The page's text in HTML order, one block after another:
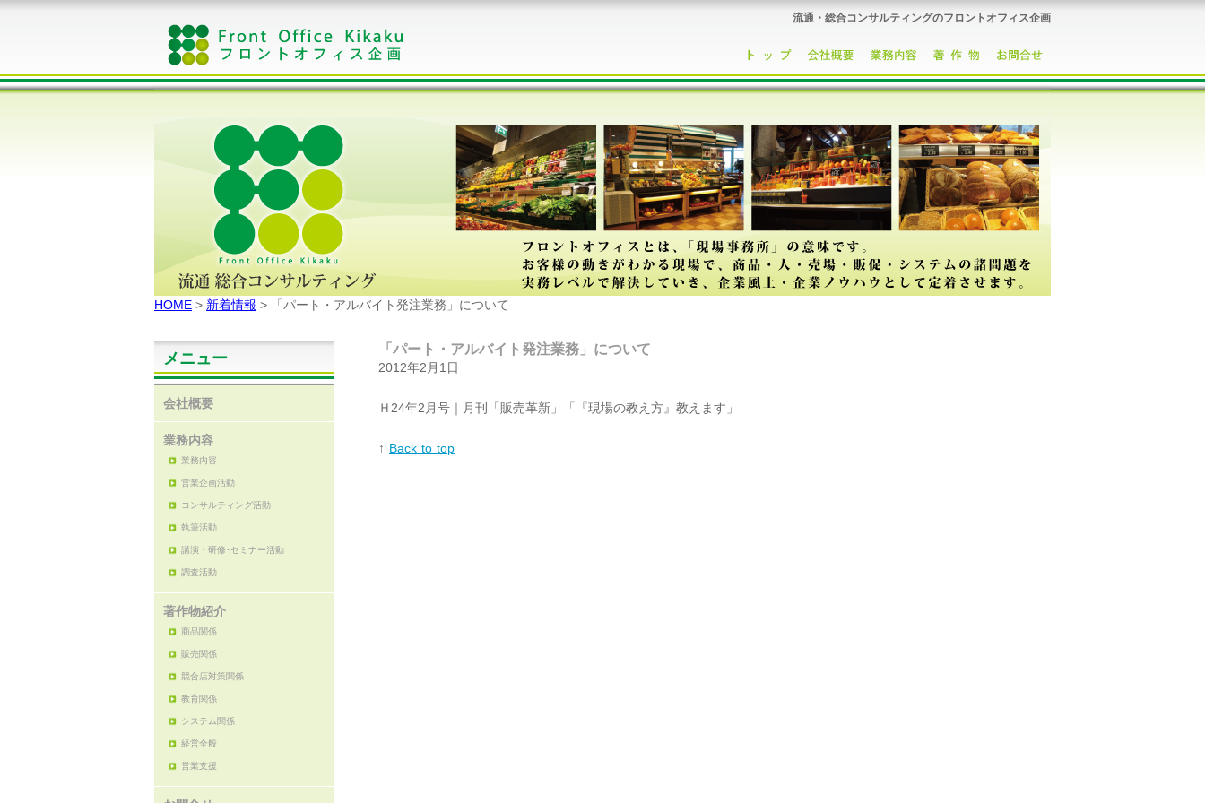
流通・総合コンサルティングのフロントオフィス企画
HOME > 新着情報 > 「パート・アルバイト発注業務」について
メニュー
会社概要
業務内容
業務内容
営業企画活動
コンサルティング活動
執筆活動
講演・研修･セミナー活動
調査活動
著作物紹介
商品関係
販売関係
競合店対策関係
教育関係
システム関係
経営全般
営業支援
「パート・アルバイト発注業務」について
2012年2月1日
Ｈ24年2月号｜月刊「販売革新」「『現場の教え方』教えます」
↑ Back to top